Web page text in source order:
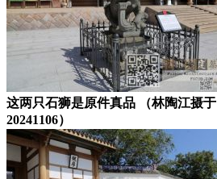
这两只石狮是原件真品 （林陶江摄于
20241106）